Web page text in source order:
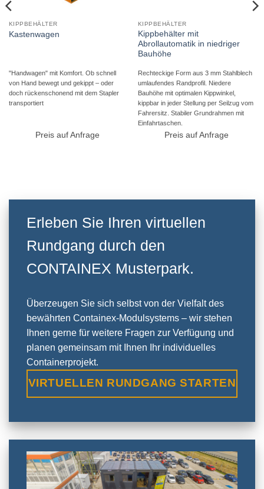
KIPPBEHÄLTER
Kastenwagen
"Handwagen" mit Komfort. Ob schnell
von Hand bewegt und gekippt – oder
doch rückenschonend mit dem Stapler
transportiert
Preis auf Anfrage
KIPPBEHÄLTER
Kippbehälter mit
Abrollautomatik in niedriger
Bauhöhe
Rechteckige Form aus 3 mm Stahlblech
umlaufendes Randprofil. Niedere
Bauhöhe mit optimalen Kippwinkel,
kippbar in jeder Stellung per Seilzug vom
Fahrersitz. Stabiler Grundrahmen mit
Einfahrtaschen.
Preis auf Anfrage
Erleben Sie Ihren virtuellen
Rundgang durch den
CONTAINEX Musterpark.
Überzeugen Sie sich selbst von der Vielfalt des
bewährten Containex-Modulsystems – wir stehen
Ihnen gerne für weitere Fragen zur Verfügung und
planen gemeinsam mit Ihnen Ihr individuelles
Containerprojekt.
VIRTUELLEN RUNDGANG STARTEN